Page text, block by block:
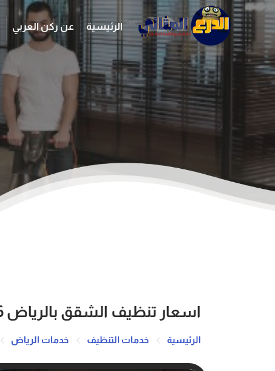
الرئيسية عن ركن العربي
اسعار تنظيف الشقق بالرياض 920008956
الرئيسية خدمات التنظيف خدمات الرياض